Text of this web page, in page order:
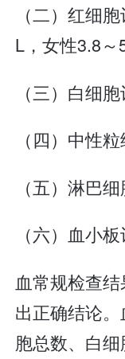
（二）红细
L，女性3.8～
（三）白细
（四）中性
（五）淋巴
（六）血小
血常规检查
出正确结论
胞总数、白